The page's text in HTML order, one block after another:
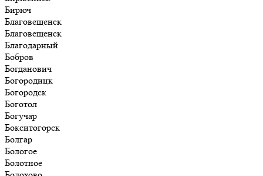
Бирюч
Благовещенск
Благовещенск
Благодарный
Бобров
Богданович
Богородицк
Богородск
Боготол
Богучар
Бокситогорск
Болгар
Бологое
Болотное